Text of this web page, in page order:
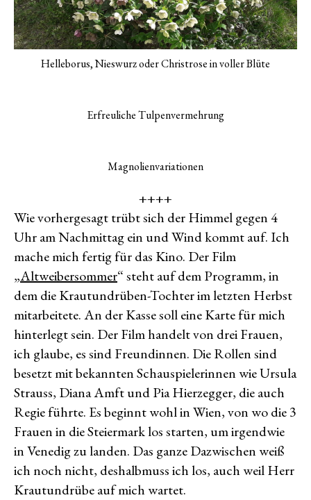
Helleborus, Nieswurz oder Christrose in voller Blüte
Erfreuliche Tulpenvermehrung
Magnolienvariationen
++++
Wie vorhergesagt trübt sich der Himmel gegen 4
Uhr am Nachmittag ein und Wind kommt auf. Ich
mache mich fertig für das Kino. Der Film
„Altweibersommer“ steht auf dem Programm, in
dem die Krautundrüben-Tochter im letzten Herbst
mitarbeitete. An der Kasse soll eine Karte für mich
hinterlegt sein. Der Film handelt von drei Frauen,
ich glaube, es sind Freundinnen. Die Rollen sind
besetzt mit bekannten Schauspielerinnen wie Ursula
Strauss, Diana Amft und Pia Hierzegger, die auch
Regie führte. Es beginnt wohl in Wien, von wo die 3
Frauen in die Steiermark los starten, um irgendwie
in Venedig zu landen. Das ganze Dazwischen weiß
ich noch nicht, deshalbmuss ich los, auch weil Herr
Krautundrübe auf mich wartet.